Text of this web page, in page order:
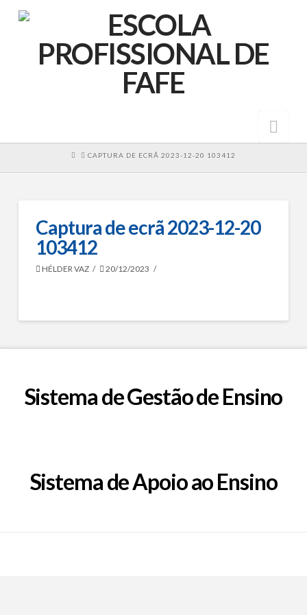
HOME
CAPTURA DE ECRÃ 2023-12-20 103412
Captura de ecrã 2023-12-20
103412
HÉLDER VAZ 20/12/2023
Sistema de Gestão de Ensino
Sistema de Apoio ao Ensino